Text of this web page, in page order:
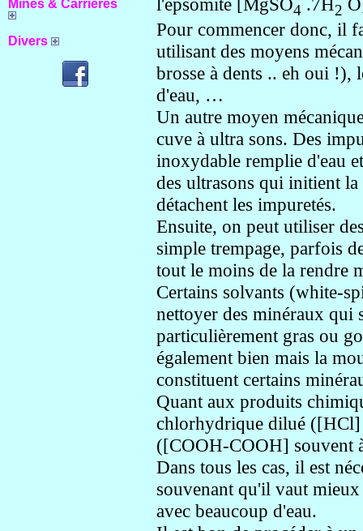
Mines & Carrières
Divers
4 2
Pour commencer donc, il
utilisant des moyens
brosse à dents .. eh oui !),
d'eau, …
Un autre moyen
cuve à ultra sons. Des
inoxydable remplie d'eau
des ultrasons qui initient
détachent les impuretés.
Ensuite, on peut utiliser
simple trempage, parfois
tout le moins de la rendre
Certains solvants (white-
nettoyer des minéraux qui
particulièrement gras ou
également bien mais la
constituent certains
Quant aux produits
chlorhydrique dilué ([HCl]
([COOH-COOH] souvent
Dans tous les cas, il est
souvenant qu'il vaut
avec beaucoup d'eau.